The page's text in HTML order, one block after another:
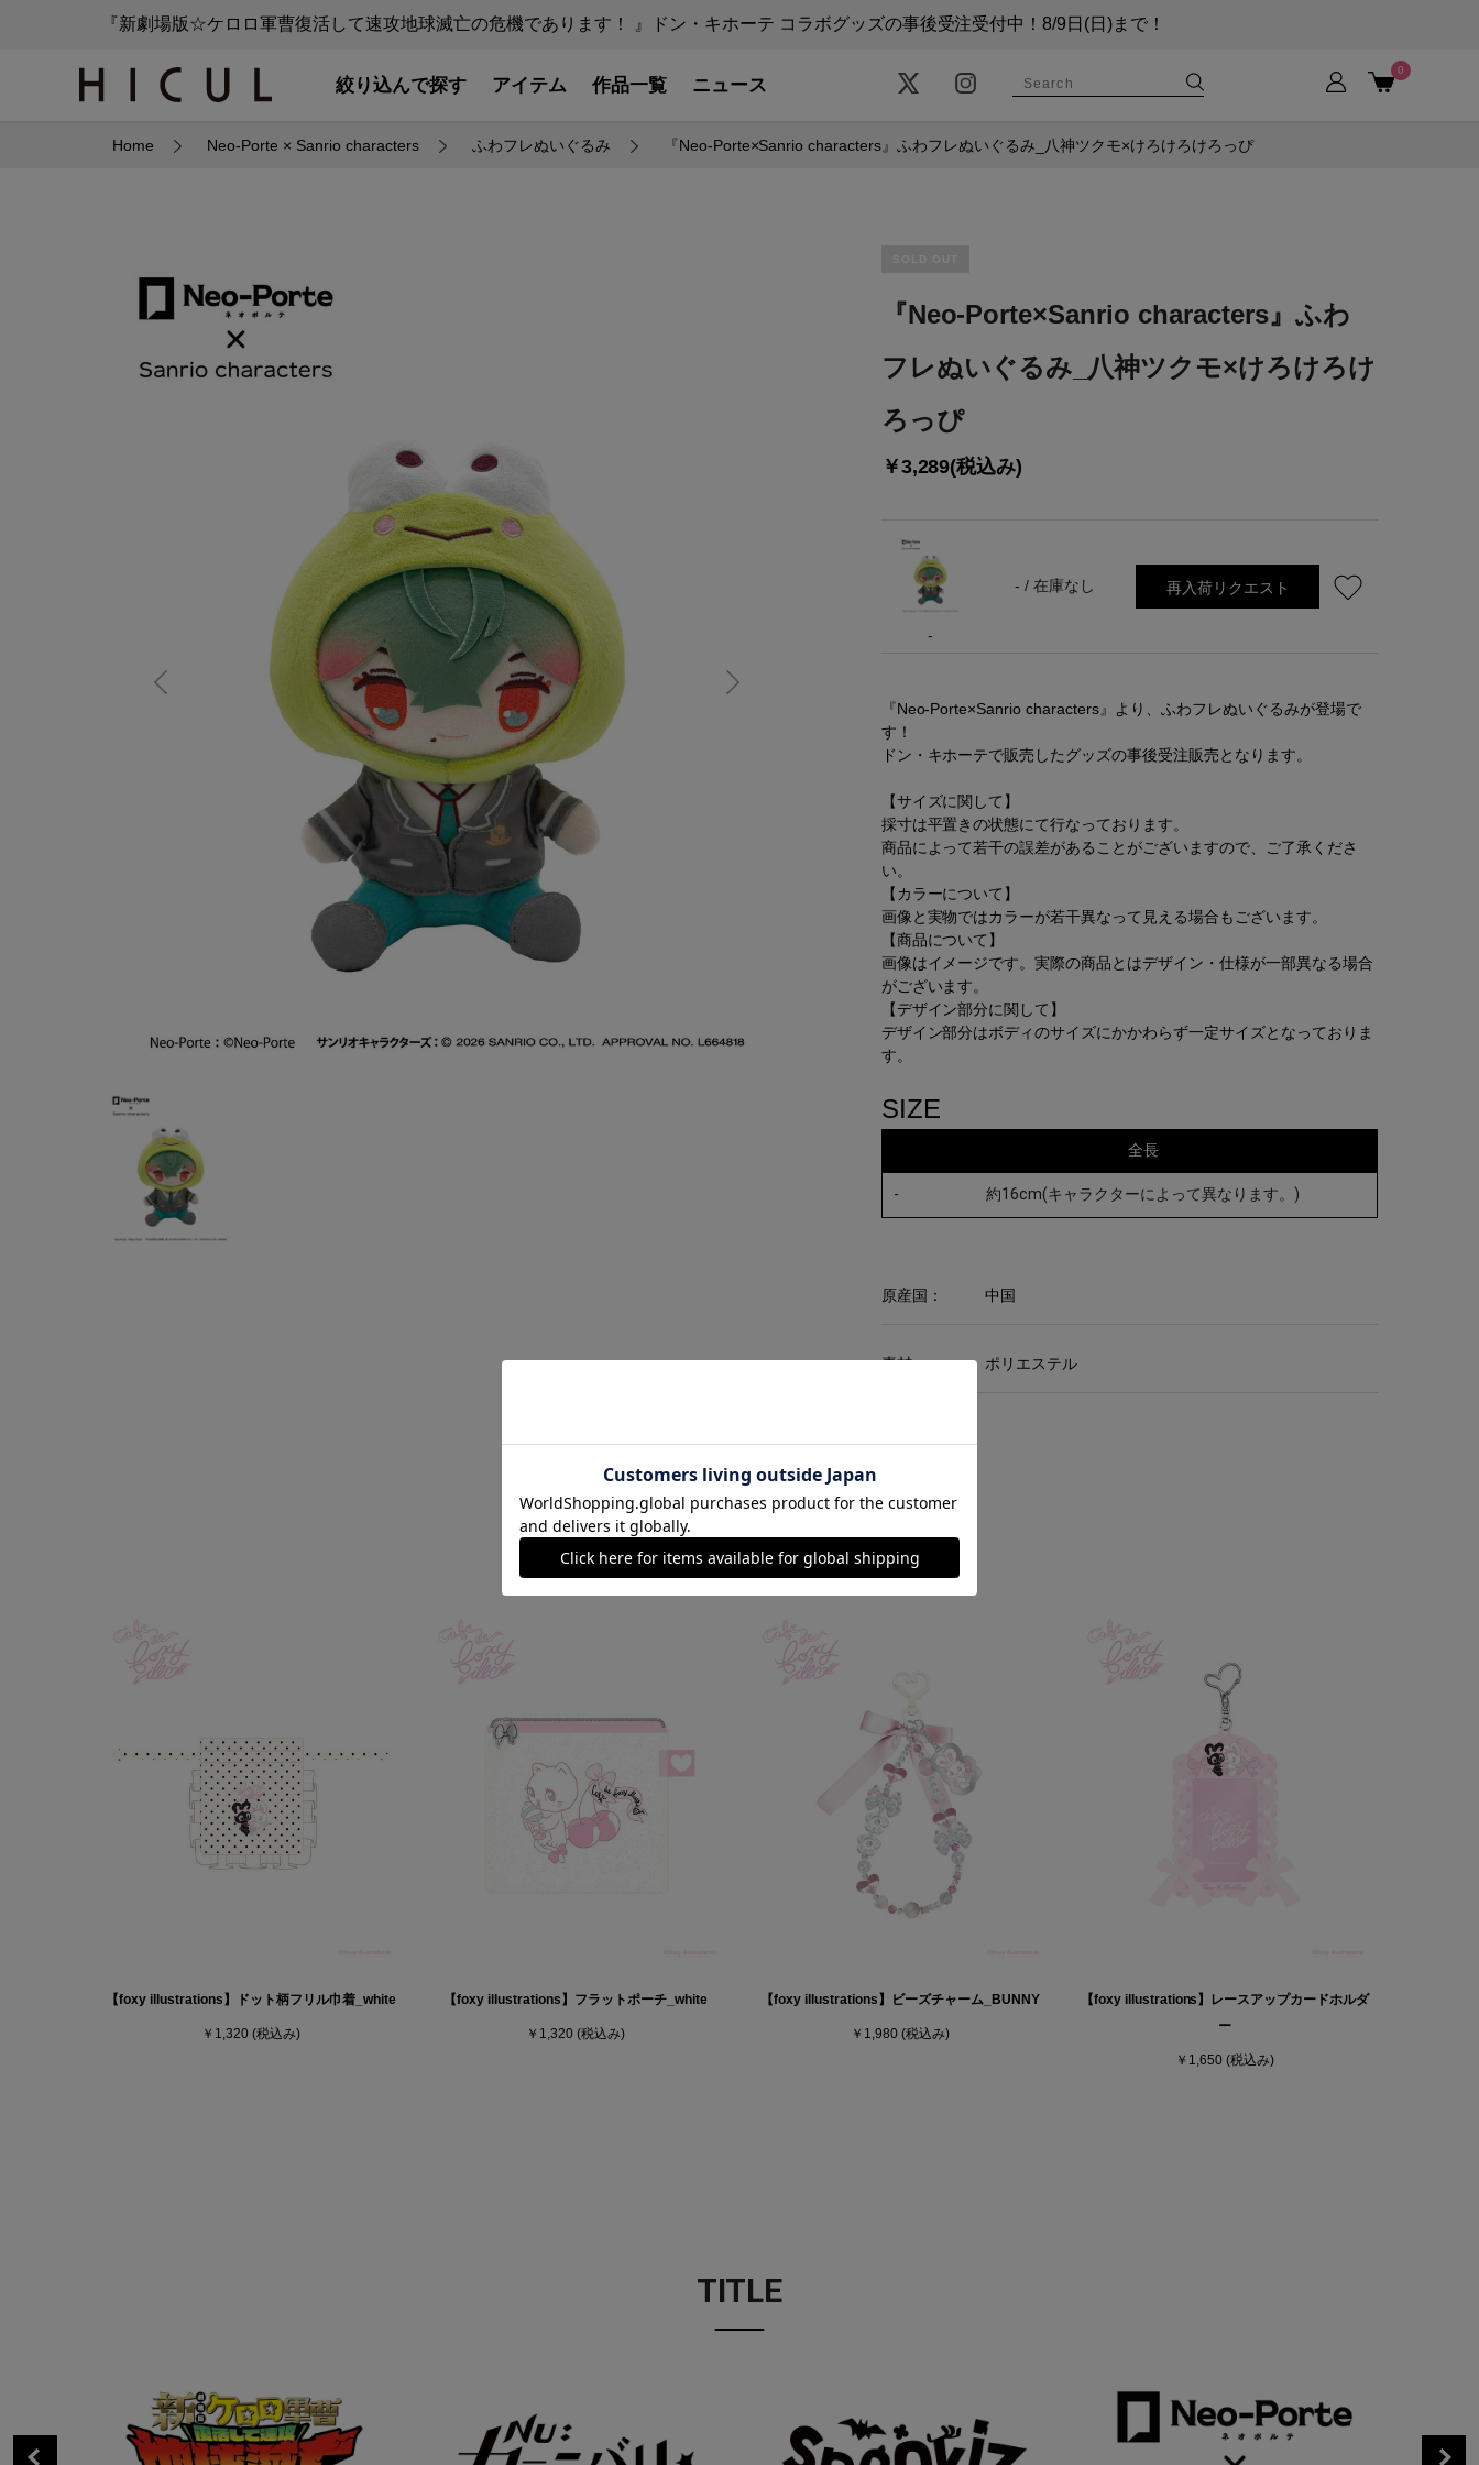
『新劇場版☆ケロロ軍曹復活して速攻地球滅亡の危機であります！ 』ドン・キホーテ コラボグッズの事後受注受付中！8/9日(日)まで！
絞り込んで探す アイテム 作品一覧 ニュース
0
Home Neo-Porte × Sanrio characters ふわフレぬいぐるみ 『Neo-Porte×Sanrio characters』ふわフレぬいぐるみ_八神ツクモ×けろけろけろっぴ
『Neo-Porte×Sanrio characters』ふわ
フレぬいぐるみ_八神ツクモ×けろけろけ
ろっぴ
￥3,289(税込み)
-
- / 在庫なし 再入荷リクエスト
『Neo-Porte×Sanrio characters』より、ふわフレぬいぐるみが登場で
す！
ドン・キホーテで販売したグッズの事後受注販売となります。
【サイズに関して】
採寸は平置きの状態にて行なっております。
商品によって若干の誤差があることがございますので、ご了承くださ
い。
【カラーについて】
画像と実物ではカラーが若干異なって見える場合もございます。
【商品について】
画像はイメージです。実際の商品とはデザイン・仕様が一部異なる場合
がございます。
【デザイン部分に関して】
デザイン部分はボディのサイズにかかわらず一定サイズとなっておりま
す。
SIZE
全長
- 約16cm(キャラクターによって異なります。)
原産国： 中国
素材： ポリエステル
RECOMMEND
【foxy illustrations】ドット柄フリル巾着_white
￥1,320(税込み)
【foxy illustrations】フラットポーチ_white
￥1,320(税込み)
【foxy illustrations】ビーズチャーム_BUNNY
￥1,980(税込み)
【foxy illustrations】レースアップカードホルダ
ー
￥1,650 (税込み)
TITLE